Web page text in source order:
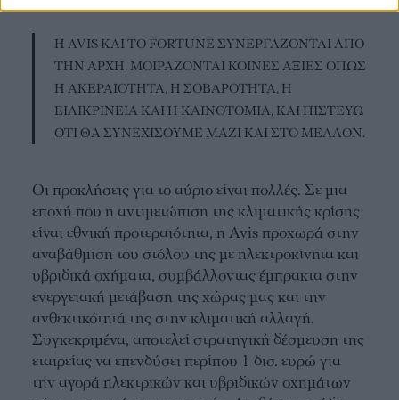
Η AVIS ΚΑΙ ΤΟ FORTUNE ΣΥΝΕΡΓΑΖΟΝΤΑΙ ΑΠΟ
ΤΗΝ ΑΡΧΗ, ΜΟΙΡΑΖΟΝΤΑΙ ΚΟΙΝΕΣ ΑΞΙΕΣ ΟΠΩΣ
Η ΑΚΕΡΑΙΟΤΗΤΑ, Η ΣΟΒΑΡΟΤΗΤΑ, Η
ΕΙΛΙΚΡΙΝΕΙΑ ΚΑΙ Η ΚΑΙΝΟΤΟΜΙΑ, ΚΑΙ ΠΙΣΤΕΥΩ
ΟΤΙ ΘΑ ΣΥΝΕΧΙΣΟΥΜΕ ΜΑΖΙ ΚΑΙ ΣΤΟ ΜΕΛΛΟΝ.
Οι προκλήσεις για το αύριο είναι πολλές. Σε μια
εποχή που η αντιμετώπιση της κλιματικής κρίσης
είναι εθνική προτεραιότητα, η Avis προχωρά στην
αναβάθμιση του στόλου της με ηλεκτροκίνητα και
υβριδικά οχήματα, συμβάλλοντας έμπρακτα στην
ενεργειακή μετάβαση της χώρας μας και την
ανθεκτικότητά της στην κλιματική αλλαγή.
Συγκεκριμένα, αποτελεί στρατηγική δέσμευση της
εταιρείας να επενδύσει περίπου 1 δισ. ευρώ για
την αγορά ηλεκτρικών και υβριδικών οχημάτων